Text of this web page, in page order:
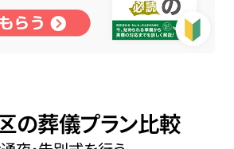
の葬儀プラン比較